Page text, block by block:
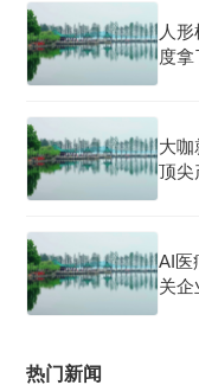
人
度拿
大咖
顶尖
AI医
关企
热门新闻